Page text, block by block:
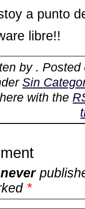
a punto
libre!!
by .
Sin
with the
never
*